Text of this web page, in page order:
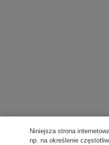
Niniejsza strona
np. na określenie